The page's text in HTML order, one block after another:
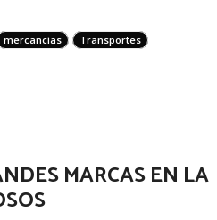
mercancías Transportes
MARCAS EN LA